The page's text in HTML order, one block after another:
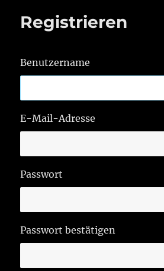
Registrieren
Benutzername
E-Mail-Adresse
Passwort
Passwort bestätigen